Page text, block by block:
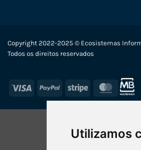
Utilizamos
Copyright 2022-2025 © Ecosistemas
Todos os direitos reservados
Visa PayPal Stripe